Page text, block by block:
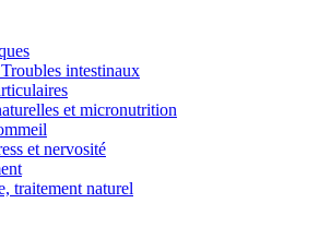
intestinaux
et micronutrition
et nervosité
traitement naturel